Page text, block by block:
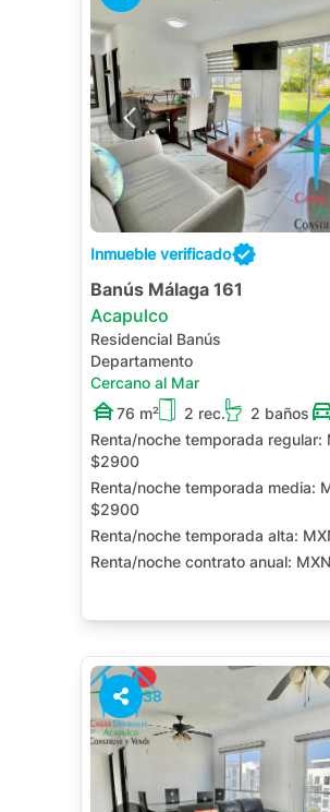
Inmueble verificado
Banús Málaga 161
Acapulco
Residencial Banús
Departamento
Cercano al Mar
76 m²
2 rec. 2 baños
Renta/noche temporada regular:
$2900
Renta/noche temporada media:
$2900
Renta/noche temporada alta:
Renta/noche contrato anual:
38